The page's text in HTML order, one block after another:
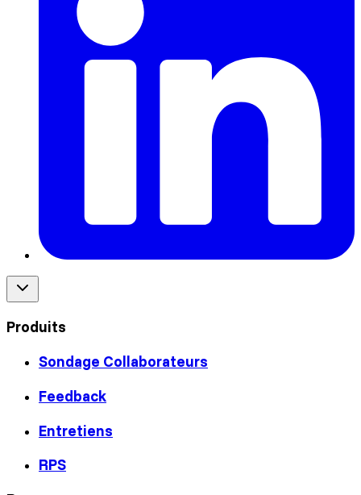
Produits
Sondage Collaborateurs
Feedback
Entretiens
RPS